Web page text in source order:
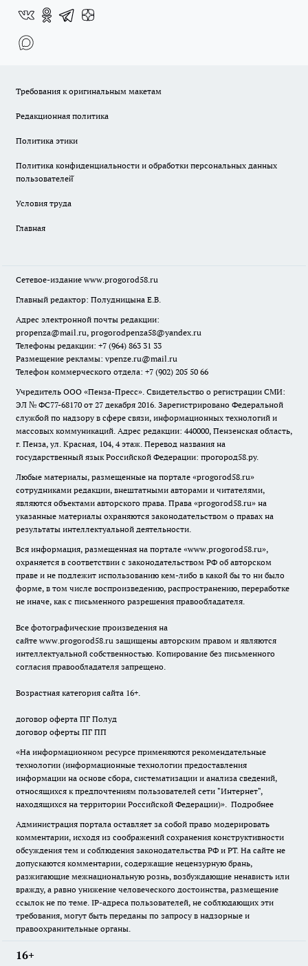
Требования к оригинальным макетам
Редакционная политика
Политика этики
Политика конфиденциальности и обработки персональных данных
пользователей̆
Условия труда
Главная
Сетевое-издание www.progorod58.ru
Главный редактор: Полудницына Е.В.
Адрес электронной почты редакции:
propenza@mail.ru, progorodpenza58@yandex.ru
Телефоны редакции: +7 (964) 863 31 33
Размещение рекламы: vpenze.ru@mail.ru
Телефон коммерческого отдела: +7 (902) 205 50 66
Учредитель ООО «Пенза-Пресс». Свидетельство о регистрации СМИ:
ЭЛ № ФС77-68170 от 27 декабря 2016. Зарегистрировано Федеральной
службой по надзору в сфере связи, информационных технологий и
массовых коммуникаций. Адрес редакции: 440000, Пензенская область,
г. Пенза, ул. Красная, 104, 4 этаж. Перевод названия на
государственный язык Российской Федерации: прогород58.ру.
Любые материалы, размещенные на портале «progorod58.ru»
сотрудниками редакции, внештатными авторами и читателями,
являются объектами авторского права. Права «progorod58.ru» на
указанные материалы охраняются законодательством о правах на
результаты интеллектуальной деятельности.
Вся информация, размещенная на портале «www.progorod58.ru»,
охраняется в соответствии с законодательством РФ об авторском
праве и не подлежит использованию кем-либо в какой бы то ни было
форме, в том числе воспроизведению, распространению, переработке
не иначе, как с письменного разрешения правообладателя.
Все фотографические произведения на
сайте www.progorod58.ru защищены авторским правом и являются
интеллектуальной собственностью. Копирование без письменного
согласия правообладателя запрещено.
Возрастная категория сайта 16+.
договор оферта ПГ Полуд
договор оферты ПГ ПП
«На информационном ресурсе применяются рекомендательные
технологии (информационные технологии предоставления
информации на основе сбора, систематизации и анализа сведений,
относящихся к предпочтениям пользователей сети "Интернет",
находящихся на территории Российской Федерации)». Подробнее
Администрация портала оставляет за собой право модерировать
комментарии, исходя из соображений сохранения конструктивности
обсуждения тем и соблюдения законодательства РФ и РТ. На сайте не
допускаются комментарии, содержащие нецензурную брань,
разжигающие межнациональную рознь, возбуждающие ненависть или
вражду, а равно унижение человеческого достоинства, размещение
ссылок не по теме. IP-адреса пользователей, не соблюдающих эти
требования, могут быть переданы по запросу в надзорные и
правоохранительные органы.
16+